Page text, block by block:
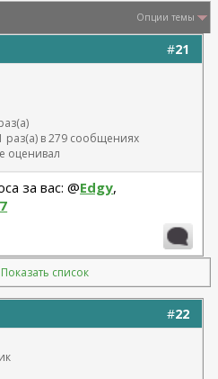
Опции темы
#21
раз(а) в 279 сообщениях
оценивал
за вас: @Edgy,
Показать список
#22